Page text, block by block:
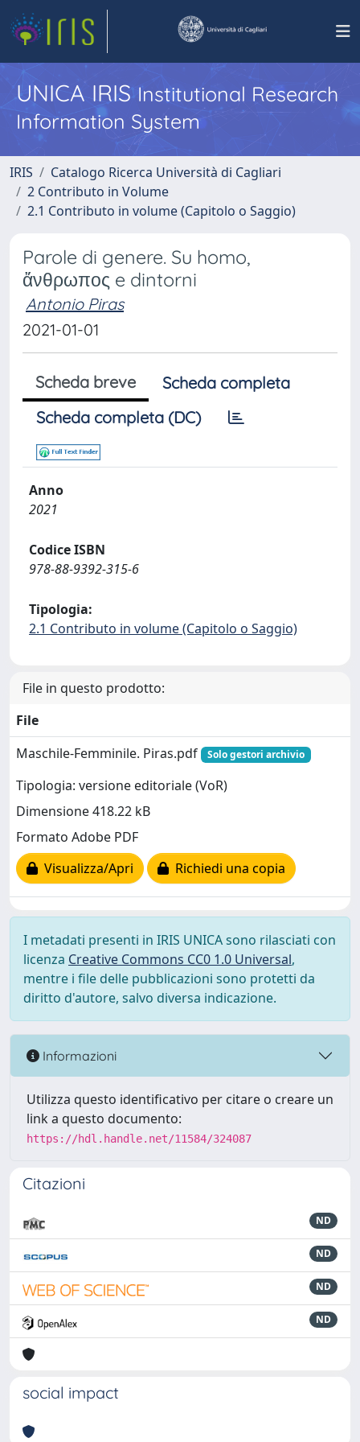
UNICA IRISInstitutional Research
Information System
IRIS
Catalogo Ricerca Università di Cagliari
2 Contributo in Volume
2.1 Contributo in volume (Capitolo o Saggio)
Parole di genere. Su homo,
ἄνθρωπος e dintorni
Antonio Piras
2021-01-01
Scheda breve
Scheda completa
Scheda completa (DC)
Anno
2021
Codice ISBN
978-88-9392-315-6
Tipologia:
2.1 Contributo in volume (Capitolo o Saggio)
File in questo prodotto:
File
Maschile-Femminile. Piras.pdf
Solo gestori archivio
Tipologia: versione editoriale (VoR)
Dimensione 418.22 kB
Formato Adobe PDF
Visualizza/Apri
Richiedi una copia
I metadati presenti in IRIS UNICA sono rilasciati con
licenza Creative Commons CC0 1.0 Universal,
mentre i file delle pubblicazioni sono protetti da
diritto d'autore, salvo diversa indicazione.
Informazioni
Utilizza questo identificativo per citare o creare un
link a questo documento:
https://hdl.handle.net/11584/324087
Citazioni
ND
ND
ND
ND
social impact